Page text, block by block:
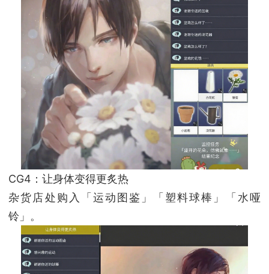
CG4：让身体变得更炙热
杂货店处购入「运动图鉴」「塑料球棒」「水哑
铃」。